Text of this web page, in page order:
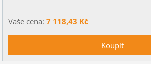
Vaše cena: 7 118,43 Kč